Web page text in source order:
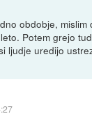
obdobje, mislim
Potem grejo
ljudje uredijo